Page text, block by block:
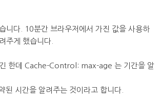
니다. 10분간 브라우저에서 가진 값을 사용하
주게 했습니다.
한데 Cache-Control: max-age 는 기간을 알
된 시간을 알려주는 것이라고 합니다.